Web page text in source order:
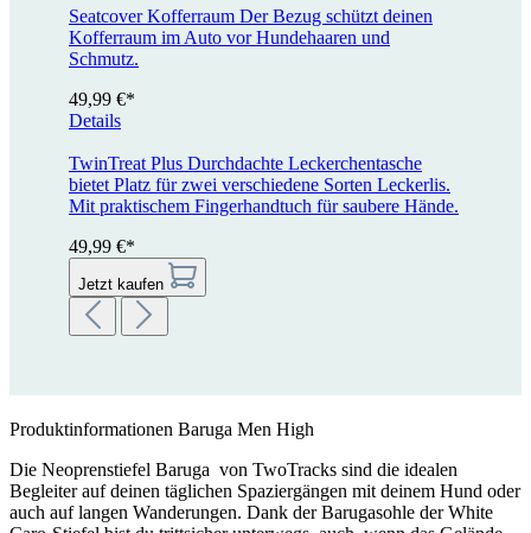
Seatcover Kofferraum Der Bezug schützt deinen
Kofferraum im Auto vor Hundehaaren und
Schmutz.
49,99 €*
Details
TwinTreat Plus Durchdachte Leckerchentasche
bietet Platz für zwei verschiedene Sorten Leckerlis.
Mit praktischem Fingerhandtuch für saubere Hände.
49,99 €*
Jetzt kaufen
Produktinformationen Baruga Men High
Die Neoprenstiefel Baruga von TwoTracks sind die idealen
Begleiter auf deinen täglichen Spaziergängen mit deinem Hund oder
auch auf langen Wanderungen. Dank der Barugasohle der White